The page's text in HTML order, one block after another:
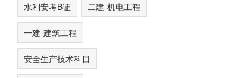
水利安考B证 二建-机电工程
一建-建筑工程
安全生产技术科目